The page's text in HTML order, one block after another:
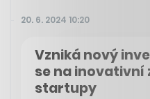
20. 6. 2024 10:20
Vzniká nový
se na
startupy